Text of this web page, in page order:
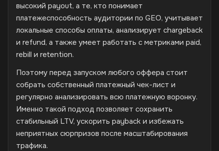
высокий payout, а те, кто понимает
платежеспособность аудитории по GEO, учитывает
локальные способы оплаты, анализирует chargeback
и refund, а также умеет работать с метриками paid,
rebill и retention.
Поэтому перед запуском любого оффера стоит
собрать собственный платежный чек-лист и
регулярно анализировать всю платежную воронку.
Именно такой подход позволяет сохранить
стабильный LTV, ускорить payback и избежать
неприятных сюрпризов после масштабирования
трафика.